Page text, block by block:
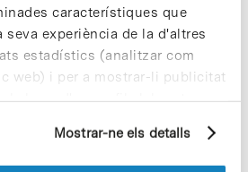
característiques que
experiència de la d'altres
estadístics (analitzar com
web) i per a mostrar-li publicitat
la base d'un perfil elaborat a
a obtenir més informació sobre
laPolítica de cookiesdel
Mostrar-ne els detalls
territori és sostenibilitat
de 2026